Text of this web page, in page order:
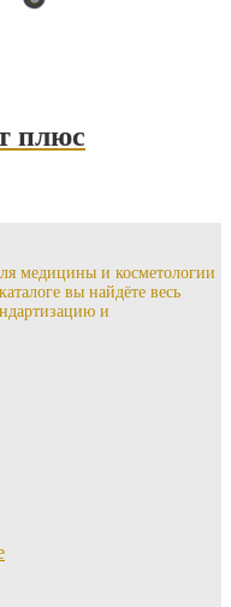
плюс
медицины и косметологии
вы найдёте весь
и